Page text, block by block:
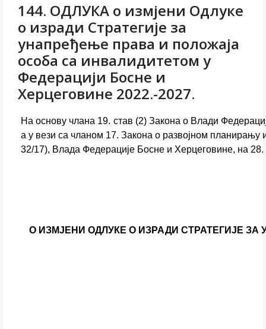
144. ОДЛУКА о измјени Одлуке
о изради Стратегије за
унапређење права и положаја
особа са инвалидитетом у
Федерацији Босне и
Херцеговине 2022.-2027.
На основу члана 19. став (2) Закона о Влади
а у вези са чланом 17. Закона о развојном
32/17), Влада Федерације Босне и Херцеговине, на
О ИЗМЈЕНИ ОДЛУКЕ О ИЗРАДИ СТРАТЕГИЈЕ